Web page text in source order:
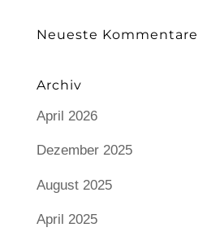
Neueste Kommentare
Archiv
April 2026
Dezember 2025
August 2025
April 2025